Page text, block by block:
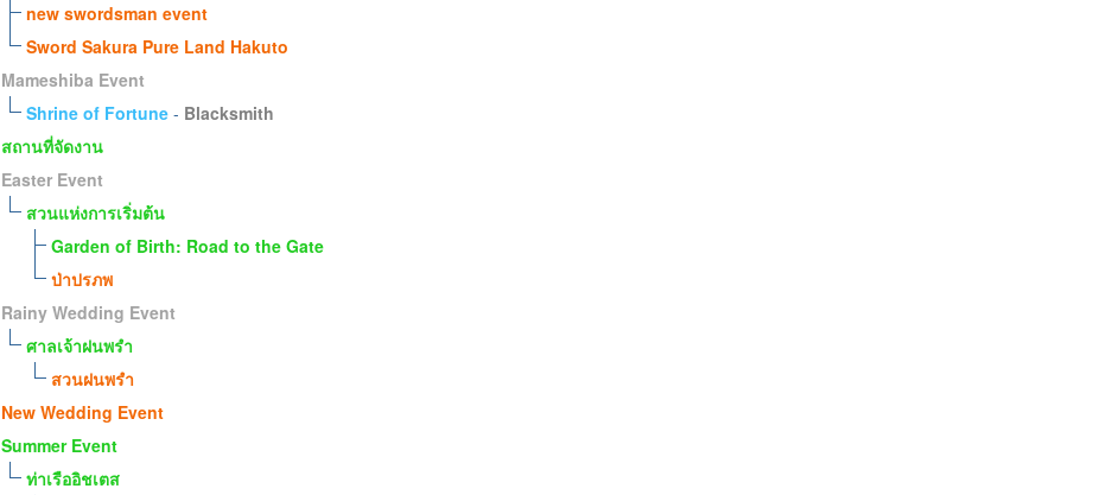
new swordsman event
Sword Sakura Pure Land Hakuto
Mameshiba Event
Shrine of Fortune - Blacksmith
สถานที่จัดงาน
Easter Event
สวนแห่งการเริ่มต้น
Garden of Birth: Road to the Gate
ป่าปรภพ
Rainy Wedding Event
ศาลเจ้าฝนพรำ
สวนฝนพรำ
New Wedding Event
Summer Event
ท่าเรืออิชเตส